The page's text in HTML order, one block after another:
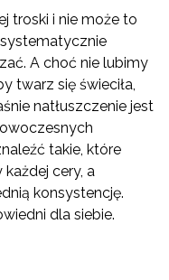
troski i nie może to
A choć nie lubimy
twarz się świeciła,
natłuszczenie jest
takie, które
cery, a
konsystencję.
dla siebie.